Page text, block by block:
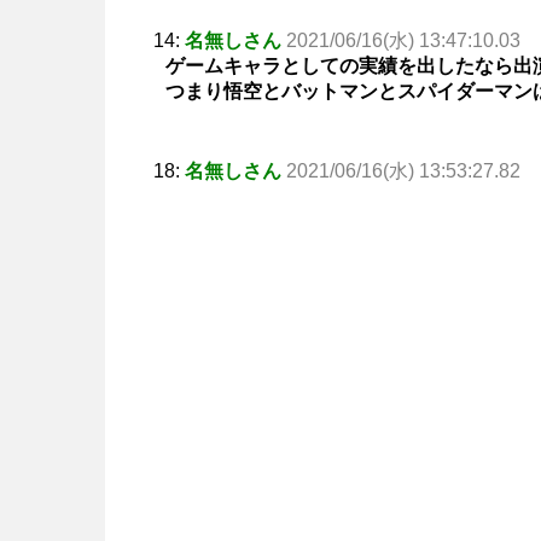
14: 名無しさん 2021/06/16(水) 13:47:10.03
ゲームキャラとしての実績を出したなら出
つまり悟空とバットマンとスパイダーマン
18: 名無しさん 2021/06/16(水) 13:53:27.82